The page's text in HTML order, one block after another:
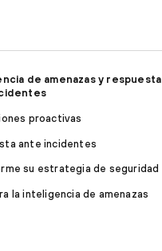
de amenazas y respuesta
proactivas
ante incidentes
su estrategia de seguridad
la inteligencia de amenazas